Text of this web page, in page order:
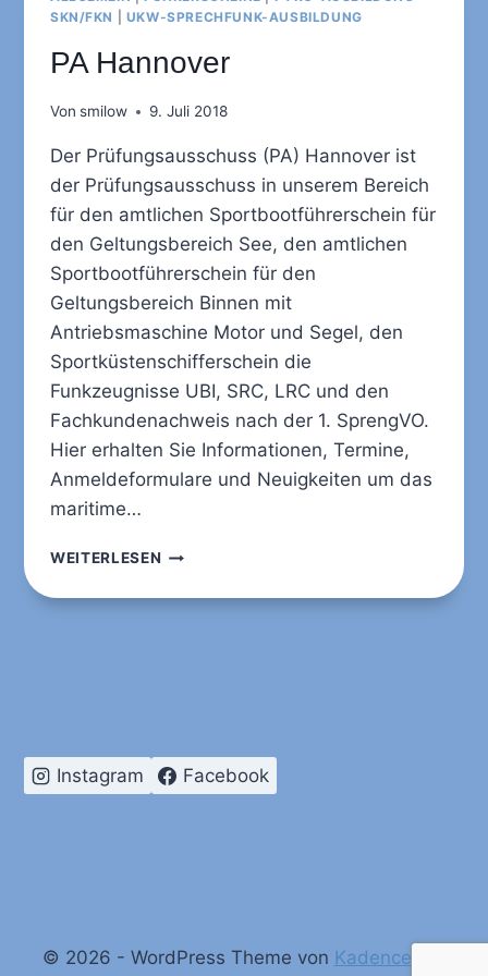
SKN/FKN
UKW-SPRECHFUNK-AUSBILDUNG
PA Hannover
Von smilow 9. Juli 2018
Der Prüfungsausschuss (PA) Hannover ist
der Prüfungsausschuss in unserem Bereich
für den amtlichen Sportbootführerschein für
den Geltungsbereich See, den amtlichen
Sportbootführerschein für den
Geltungsbereich Binnen mit
Antriebsmaschine Motor und Segel, den
Sportküstenschifferschein die
Funkzeugnisse UBI, SRC, LRC und den
Fachkundenachweis nach der 1. SprengVO.
Hier erhalten Sie Informationen, Termine,
Anmeldeformulare und Neuigkeiten um das
maritime…
WEITERLESEN PA
Instagram Facebook
© 2026 - WordPress Theme von Kadence WP